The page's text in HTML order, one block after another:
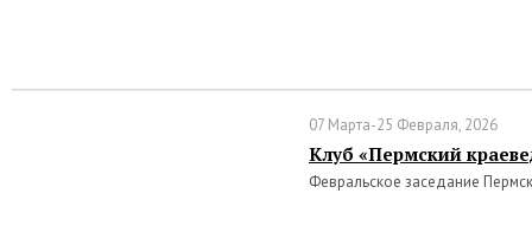
07 Марта-25 Февраля, 2026
Клуб «Пермский
Февральское заседание